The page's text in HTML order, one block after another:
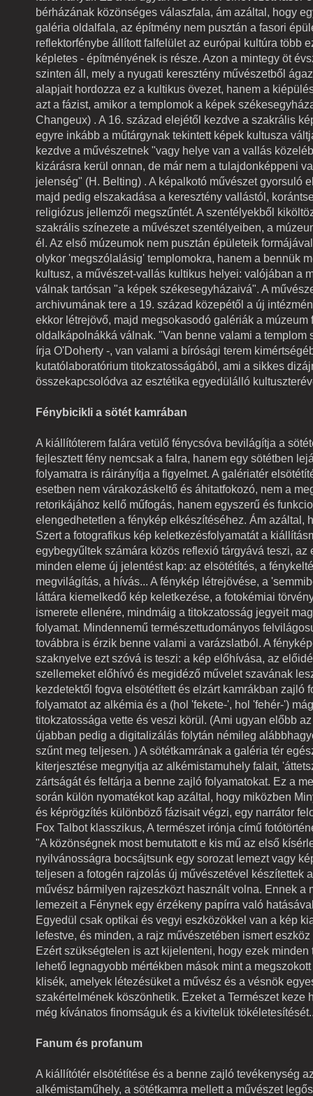
bérházának közönséges válaszfala, ám azáltal, hogy
galéria oldalfala, az építmény nem pusztán a fasori
reflektorfénybe állított falfelület az európai kultúra több
képletes - építményének is része. Azon a mintegy öt
szinten áll, mely a nyugati keresztény művészetből
alapjait hordozza ez a kultikus övezet, hanem a
azt a fázist, amikor a templomok a képek
Changeux) . A 16. század elejétől kezdve a szakrális
egyre inkább a műtárgynak tekintett képek kultusza
kezdve a művészetnek "vagy helye van a vallás
kizárásra kerül onnan, de már nem a tulajdonképpeni
jelenség" (H. Belting) . A képalkotó művészet gyorsuló
majd pedig elszakadása a keresztény vallástól,
religiózus jellemzői megszűntét. A szentélyekből
szakrális színezete a művészet szentélyeiben, a
él. Az első múzeumok nem pusztán épületeik
olykor 'megszólalásig' templomokra, hanem a bennük
kultusz, a művészet-vallás kultikus helyei: valójában a
válnak tartósan "a képek székesegyházaivá". A
archivumának tere a 19. század közepétől a új
ekkor létrejövő, majd megsokasodó galériák a múzeum
oldalkápolnákká válnak. "Van benne valami a templom
írja O'Doherty -, van valami a bírósági terem
kutatólaboratórium titokzatosságából, ami a sikkes
összekapcsolódva az esztétika egyedülálló
Fénybicikli a sötét kamrában
A kiállítóterem falára vetülő fénycsóva bevilágítja a
fejlesztett fény nemcsak a falra, hanem egy sötétben
folyamatra is ráirányítja a figyelmet. A galériatér
esetben nem várakozáskeltő és áhitatfokozó, nem a
retorikájához kellő műfogás, hanem egyszerű és
elengedhetetlen a fénykép elkészítéséhez. Ám azáltal,
Szert a fotografikus kép keletkezésfolyamatát a
egybegyűltek számára közös reflexió tárgyává teszi, az
minden eleme új jelentést kap: az elsötétítés, a
megvilágítás, a hívás... A fénykép létrejövése, a
láttára kiemelkedő kép keletkezése, a fotokémiai
ismerete ellenére, mindmáig a titokzatosság jegyeit
folyamat. Mindennemű természettudományos
továbbra is érzik benne valami a varázslatból. A
szaknyelve ezt szóvá is teszi: a kép előhívása, az
szellemeket előhívó és megidéző művelet szavának
kezdetektől fogva elsötétített és elzárt kamrákban zajló
folyamatot az alkémia és a (hol 'fekete-', hol 'fehér-')
titokzatossága vette és veszi körül. (Ami ugyan előbb
újabban pedig a digitalizálás folytán némileg
szűnt meg teljesen. ) A sötétkamrának a galéria tér
kiterjesztése megnyitja az alkémistamuhely falait,
zártságát és feltárja a benne zajló folyamatokat. Ez a
során külön nyomatékot kap azáltal, hogy miközben
és képrögzítés különböző fázisait végzi, egy narrátor
Fox Talbot klasszikus, A természet irónja című
"A közönségnek most bemutatott e kis mű az első
nyilvánosságra bocsájtsunk egy sorozat lemezt vagy
teljesen a fotogén rajzolás új művészetével készítettek
művész bármilyen rajzeszközt használt volna. Ennek a
lemezeit a Fénynek egy érzékeny papírra való
Egyedül csak optikai és vegyi eszközökkel van a kép
lefestve, és minden, a rajz művészetében ismert
Ezért szükségtelen is azt kijelenteni, hogy ezek minden
lehető legnagyobb mértékben mások mint a
klisék, amelyek létezésüket a művész és a vésnök
szakértelmének köszönhetik. Ezeket a Természet keze
még kívánatos finomságuk és a kivitelük
Fanum és profanum
A kiállítótér elsötétítése és a benne zajló tevékenység
alkémistaműhely, a sötétkamra mellett a művészet